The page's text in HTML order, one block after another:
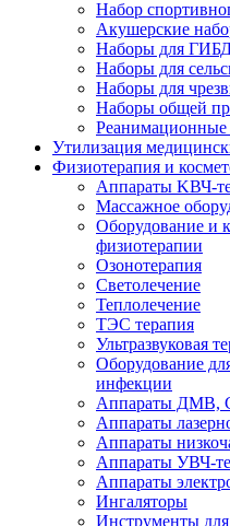
Набор
Акушерские
Наборы для
Наборы для
Наборы для
Наборы общей
Реанимационные
Утилизация
Физиотерапия и
Аппараты KВЧ-
Массажное
Оборудование и
физиотерапии
Озонотерапия
Светолечение
Теплолечение
ТЭС терапия
Ультразвуковая
Оборудование
инфекции
Аппараты ДМВ,
Аппараты
Аппараты
Аппараты УВЧ-
Аппараты
Ингаляторы
Инструменты